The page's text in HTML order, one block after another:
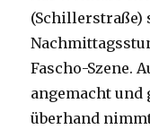
(Schillerstraße)
Fascho-Szene.
angemacht und
überhand